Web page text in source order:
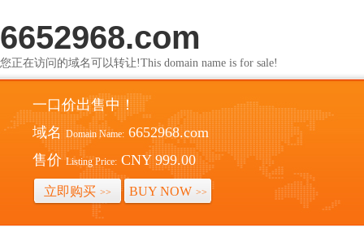
6652968.com
您正在访问的域名可以转让!This domain name is for sale!
一口价出售中！
域名 Domain Name: 6652968.com
售价 Listing Price: CNY 999.00
立即购买 >> BUY NOW >>